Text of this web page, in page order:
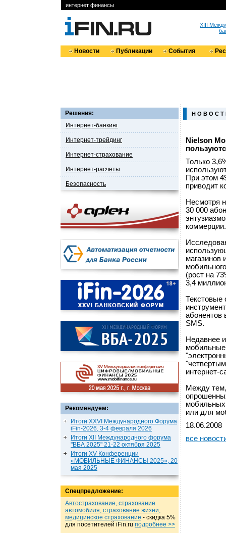
интернет финансы
XIII
Новости Публикации События
Решения:
Интернет-банкинг
Интернет-трейдинг
Интернет-страхование
Интернет-расчеты
Безопасность
Рекомендуем:
Итоги XXVI Международного Форума
iFin-2026, 3-4 февраля 2026
Итоги XII Международного форума
"ВБА 2025" 21-22 октября 2025
Итоги XV Конференции
«МОБИЛЬНЫЕ ФИНАНСЫ 2025», 20
мая 2025
Спецпредложение:
Автострахование, страхование
автомобиля, страхование жизни,
медицинское страхование - cкидка 5%
для посетителей iFin.ru подробнеe >>
Н О В О С Т
Nielson
Только
При этом
приводит
Несмотря
30 000
коммерции.
магазинов
(рост на
3,4
Текстовые
абонентов
SMS.
Недавнее
интернет-
Между
мобильных
или для
18.06.2008
все